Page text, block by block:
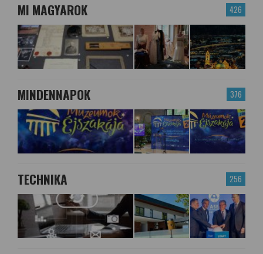
426
MI MAGYAROK
376
MINDENNAPOK
256
TECHNIKA